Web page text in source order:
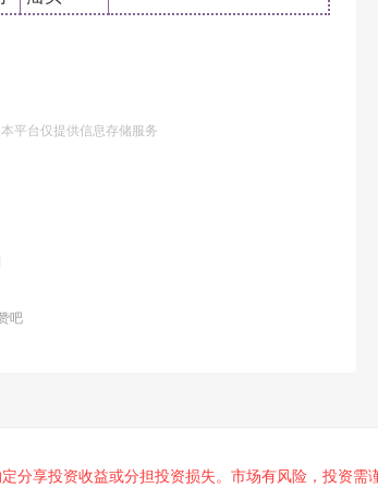
平台仅提供信息存储服务
吧
分享投资收益或分担投资损失。市场有风险，投资需